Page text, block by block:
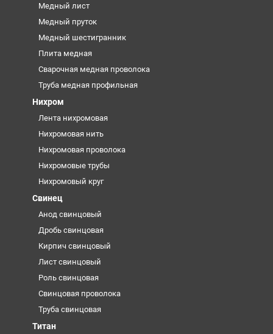
Медный лист
Медный пруток
Медный шестигранник
Плита медная
Сварочная медная проволока
Труба медная профильная
Нихром
Лента нихромовая
Нихромовая нить
Нихромовая проволока
Нихромовые трубы
Нихромовый круг
Свинец
Анод свинцовый
Дробь свинцовая
Кирпич свинцовый
Лист свинцовый
Роль свинцовая
Свинцовая проволока
Труба свинцовая
Титан